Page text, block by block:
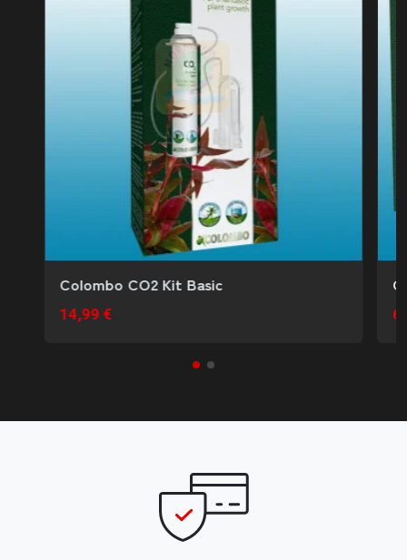
Colombo CO2 Kit Basic
14,99 €